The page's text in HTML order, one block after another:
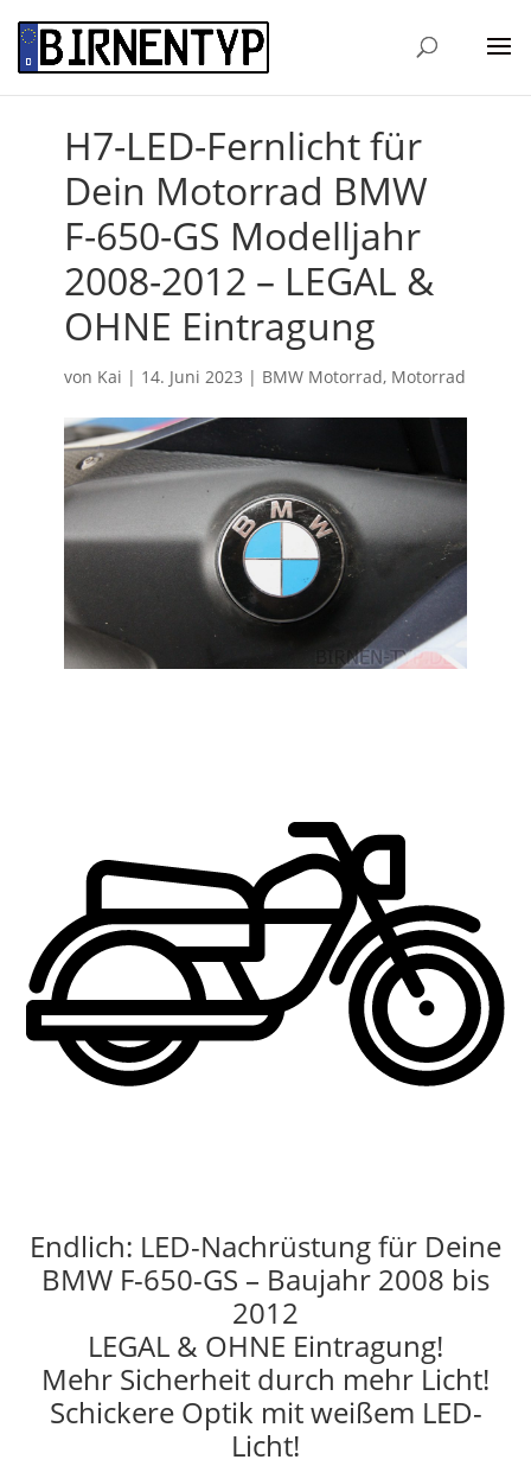
H7-LED-Fernlicht für
Dein Motorrad BMW
F-650-GS Modelljahr
2008-2012 – LEGAL &
OHNE Eintragung
von Kai | 14. Juni 2023 | BMW Motorrad, Motorrad
Endlich: LED-Nachrüstung für Deine
BMW F-650-GS – Baujahr 2008 bis
2012
LEGAL & OHNE Eintragung!
Mehr Sicherheit durch mehr Licht!
Schickere Optik mit weißem LED-
Licht!